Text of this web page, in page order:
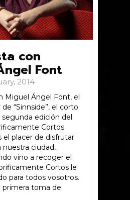
con
Font
2014
Miguel Ángel Font, el
“Sinnside”, el corto
segunda edición del
Cortos
el placer de disfrutar
nuestra ciudad,
vino a recoger el
Cortos le
para todos vosotros.
primera toma de